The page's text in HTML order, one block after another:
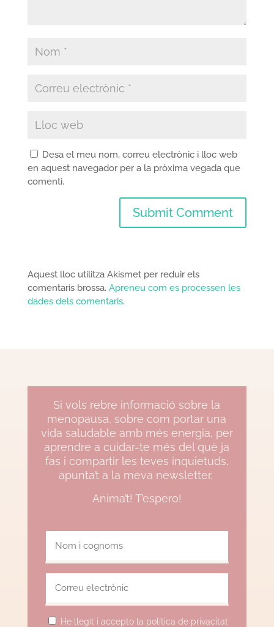
Desa el meu nom, correu electrònic i lloc web
en aquest navegador per a la pròxima vegada que
comenti.
Aquest lloc utilitza Akismet per reduir els
comentaris brossa. Apreneu com es processen les
dades dels comentaris.
Si vols rebre informació sobre la
menopausa, sobre com portar una
vida saludable amb més energia, per
aprendre a cuidar-te més del què ja
fas i compartir les teves inquietuds,
apunta’t a la meva newsletter.
Anima’t! T’espero!
He llegit i accepto la política de privacitat